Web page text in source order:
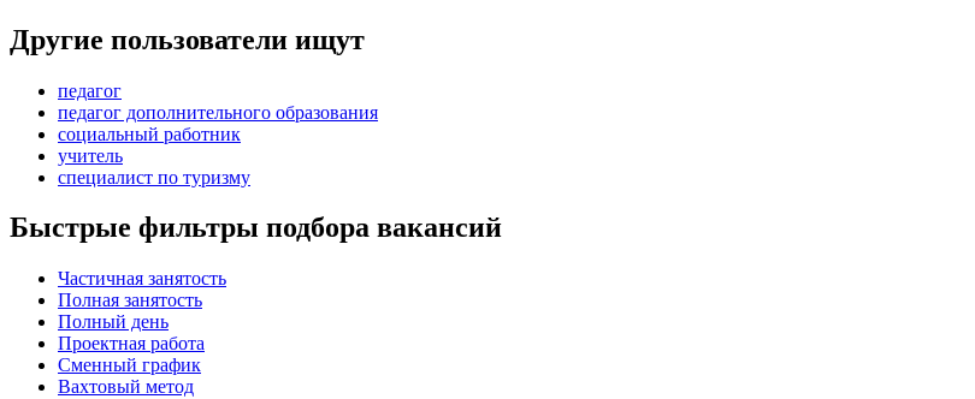
Другие пользователи ищут
педагог
педагог дополнительного образования
социальный работник
учитель
специалист по туризму
Быстрые фильтры подбора вакансий
Частичная занятость
Полная занятость
Полный день
Проектная работа
Сменный график
Вахтовый метод